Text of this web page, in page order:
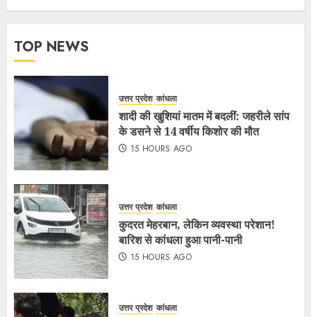
TOP NEWS
उत्तर प्रदेश कांधला
शादी की खुशियां मातम में बदलीं: जहरीले सांप
के डसने से 14 वर्षीय किशोर की मौत
15 HOURS AGO
उत्तर प्रदेश कांधला
कुदरत मेहरबान, लेकिन व्यवस्था परेशान!
बारिश से कांधला हुआ पानी-पानी
15 HOURS AGO
उत्तर प्रदेश कांधला